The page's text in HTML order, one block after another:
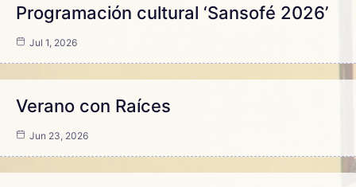
Programación cultural ‘Sansofé 2026’
Jul 1, 2026
Verano con Raíces
Jun 23, 2026